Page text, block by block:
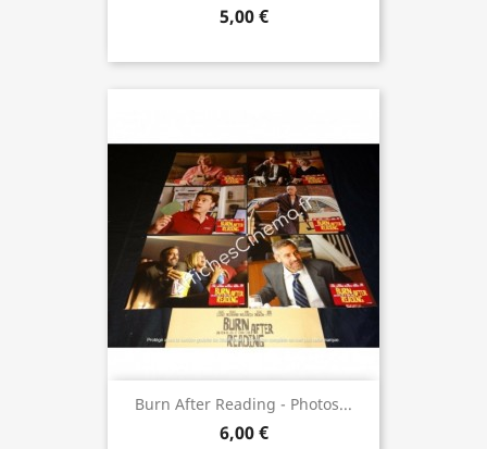
5,00 €
Burn After Reading - Photos...
6,00 €